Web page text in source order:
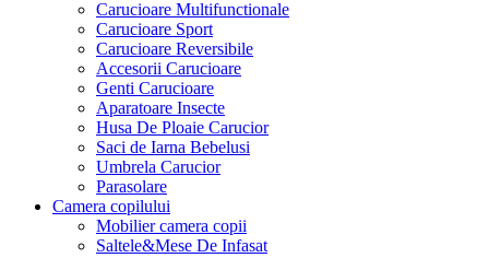
Carucioare Multifunctionale
Carucioare Sport
Carucioare Reversibile
Accesorii Carucioare
Genti Carucioare
Aparatoare Insecte
Husa De Ploaie Carucior
Saci de Iarna Bebelusi
Umbrela Carucior
Parasolare
Camera copilului
Mobilier camera copii
Saltele&Mese De Infasat